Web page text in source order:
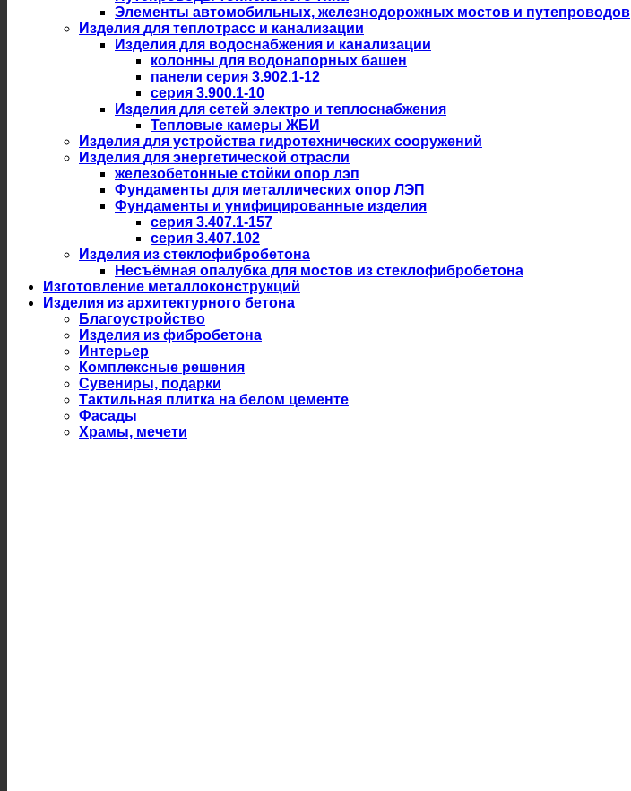
Элементы автомобильных, железнодорожных мостов и путепроводов
Изделия для теплотрасс и канализации
Изделия для водоснабжения и канализации
колонны для водонапорных башен
панели серия 3.902.1-12
серия 3.900.1-10
Изделия для сетей электро и теплоснабжения
Тепловые камеры ЖБИ
Изделия для устройства гидротехнических сооружений
Изделия для энергетической отрасли
железобетонные стойки опор лэп
Фундаменты для металлических опор ЛЭП
Фундаменты и унифицированные изделия
серия 3.407.1-157
серия 3.407.102
Изделия из стеклофибробетона
Несъёмная опалубка для мостов из стеклофибробетона
Изготовление металлоконструкций
Изделия из архитектурного бетона
Благоустройство
Изделия из фибробетона
Интерьер
Комплексные решения
Сувениры, подарки
Тактильная плитка на белом цементе
Фасады
Храмы, мечети